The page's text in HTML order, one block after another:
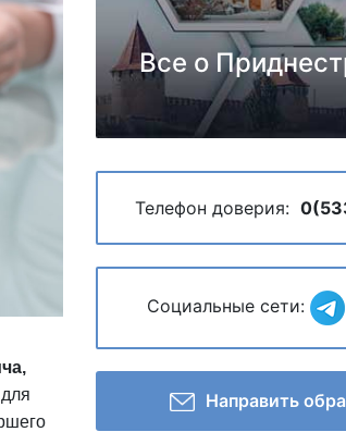
Все о
Телефон доверия:
Социальные сети:
Направить